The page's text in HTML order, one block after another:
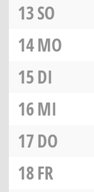
13SO
14MO
15DI
16MI
17DO
18FR